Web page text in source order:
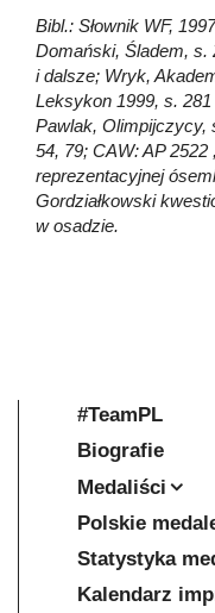
Bibl.: Słownik WF,
Domański, Śladem, s.
i dalsze; Wryk,
Leksykon 1999, s.
Pawlak, Olimpijczycy,
54, 79; CAW: AP 2522
reprezentacyjnej
Gordziałkowski
w osadzie.
#TeamPL
Biografie
Medaliści
Polskie
Statystyka
Kalendarz